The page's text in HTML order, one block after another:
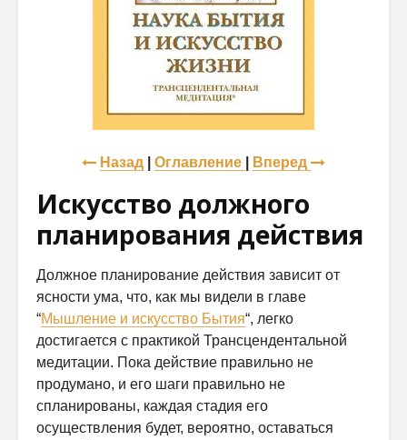
Назад Оглавление Вперед
Искусство должного
планирования действия
Должное планирование действия зависит от
ясности ума, что, как мы видели в главе
“Мышление и искусство Бытия“, легко
достигается с практикой Трансцендентальной
медитации. Пока действие правильно не
продумано, и его шаги правильно не
спланированы, каждая стадия его
осуществления будет, вероятно, оставаться